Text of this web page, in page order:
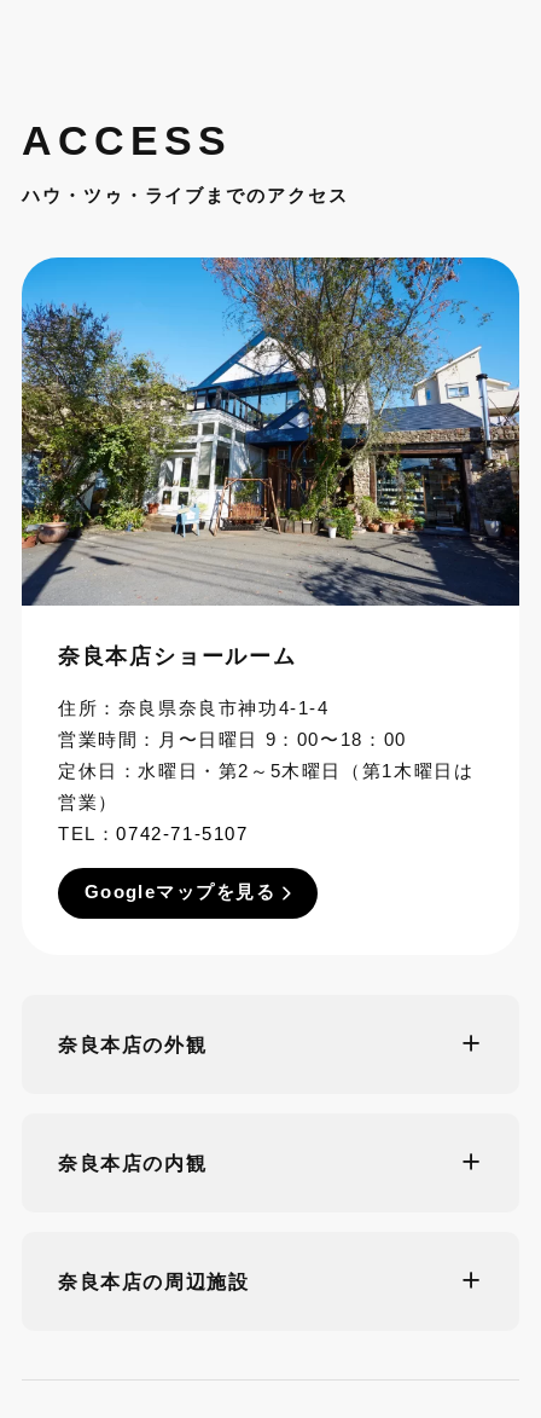
ACCESS
ハウ・ツゥ・ライブまでのアクセス
奈良本店ショールーム
住所：奈良県奈良市神功4-1-4
営業時間：月〜日曜日 9：00〜18：00
定休日：水曜日・第2～5木曜日（第1木曜日は
営業）
TEL：0742-71-5107
Googleマップを見る
奈良本店の外観
奈良本店の内観
奈良本店の周辺施設